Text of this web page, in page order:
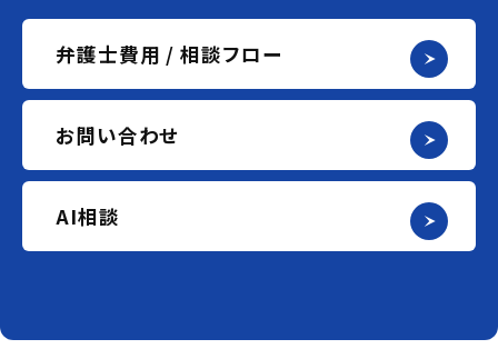
弁護士費用 / 相談フロー
お問い合わせ
AI相談